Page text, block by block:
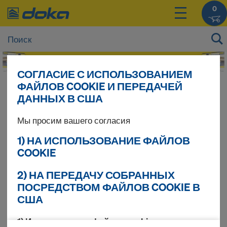
0
Цены на Ваши продукты Вы можете увидеть
послевхода в систему
Frami Xlife
Найдено продуктов 16
СОГЛАСИЕ С ИСПОЛЬЗОВАНИЕМ
ФАЙЛОВ COOKIE И ПЕРЕДАЧЕЙ
ДАННЫХ В США
Мы просим вашего согласия
1) НА ИСПОЛЬЗОВАНИЕ ФАЙЛОВ
COOKIE
2) НА ПЕРЕДАЧУ СОБРАННЫХ
ПОСРЕДСТВОМ ФАЙЛОВ COOKIE В
США
1) Использование файлов cookie